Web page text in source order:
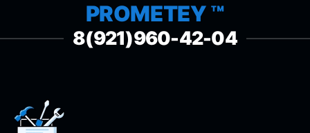
PROMETEY ™
8(921)960-42-04